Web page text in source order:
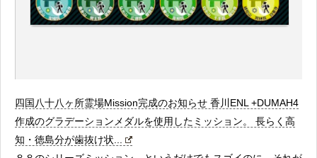
四国八十八ヶ所霊場Mission完成のお知らせ 香川ENL +DUMAH4
作成のグラデーションメダルを使用したミッション。 長らく高
知・徳島分が歯抜け状...